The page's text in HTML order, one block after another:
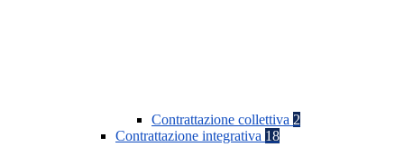
Contrattazione collettiva 2
Contrattazione integrativa 18